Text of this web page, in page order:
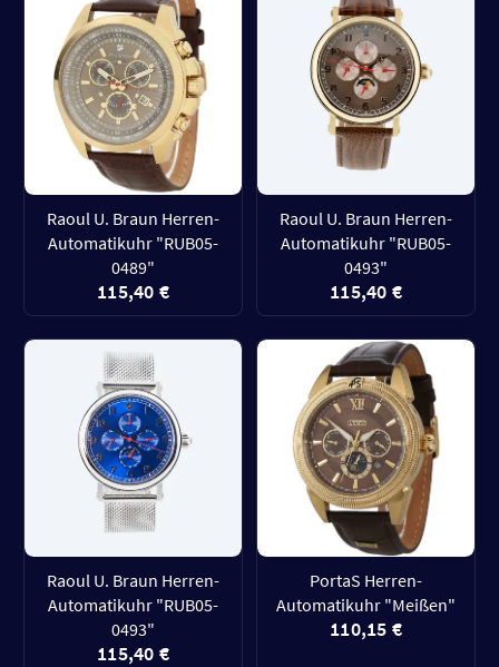
Raoul U. Braun Herren-
Automatikuhr "RUB05-
0489"
115,40 €
Raoul U. Braun Herren-
Automatikuhr "RUB05-
0493"
115,40 €
Raoul U. Braun Herren-
Automatikuhr "RUB05-
0493"
115,40 €
PortaS Herren-
Automatikuhr "Meißen"
110,15 €